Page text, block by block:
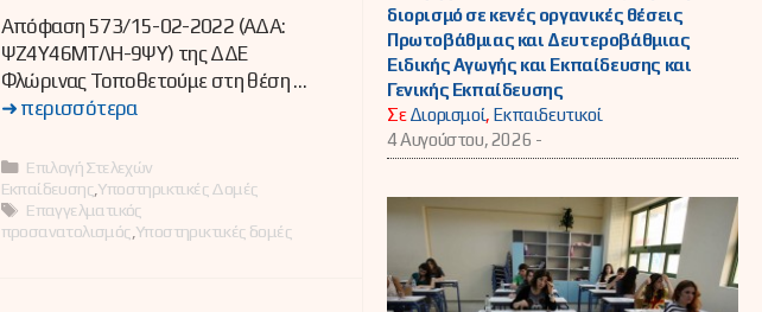
Απόφαση 573/15-02-2022 (ΑΔΑ:
ΨΖ4Υ46ΜΤΛΗ-9ΨΥ) της ΔΔΕ
Φλώρινας Τοποθετούμε στη θέση …
➜ περισσότερα
Κατηγορίες
Επιλογή Στελεχών
Εκπαίδευσης, Υποστηρικτικές Δομές
Ετικέτες
Επαγγελματικός
προσανατολισμός Υποστηρικτικές δομές
διορισμό σε κενές οργανικές θέσεις
Πρωτοβάθμιας και Δευτεροβάθμιας
Ειδικής Αγωγής και Εκπαίδευσης και
Γενικής Εκπαίδευσης
ΣεΔιορισμοί, Εκπαιδευτικοί
4 Αυγούστου, 2026 -